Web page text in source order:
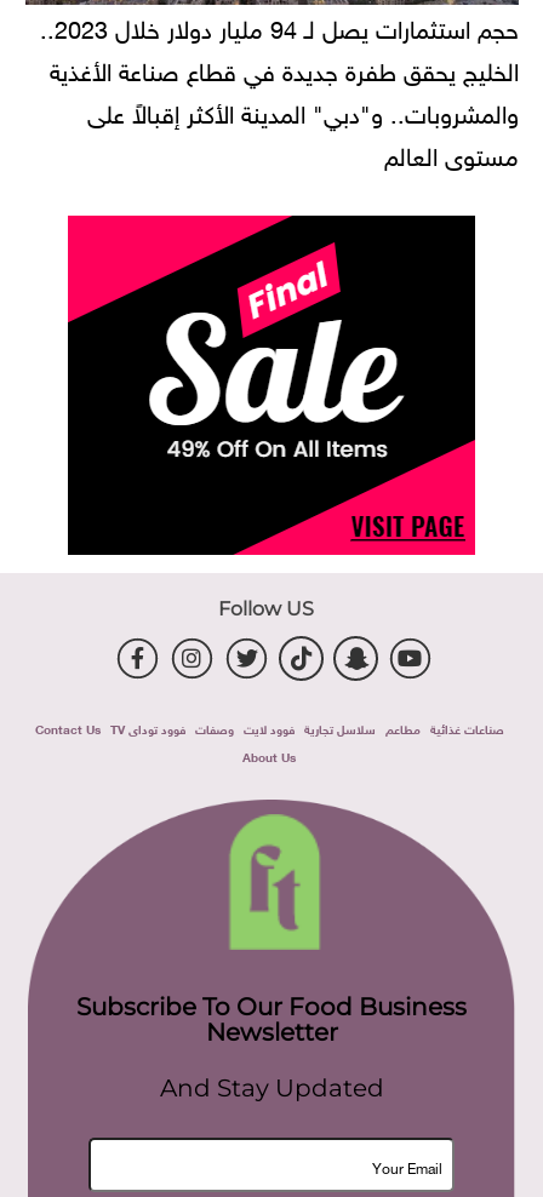
حجم استثمارات يصل لـ 94 مليار دولار خلال 2023..
الخليج يحقق طفرة جديدة في قطاع صناعة الأغذية
والمشروبات.. و"دبي" المدينة الأكثر إقبالاً على
مستوى العالم
Follow US
صناعات غذائية مطاعم سلاسل تجارية فوود لايت وصفات فوود توداى TV
Contact Us
About Us
Subscribe To Our Food Business
Newsletter
And Stay Updated